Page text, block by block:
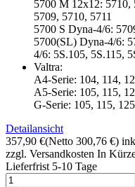
5700 M 12x12: 5710,
5709, 5710, 5711
5700 S Dyna-4/6:
5700(SL) Dyna-4/6:
4/6: 5S.105, 5S.115,
Valtra:
A4-Serie: 104, 114,
A5-Serie: 105, 115,
G-Serie: 105, 115,
Detailansicht
357,90 €(Netto 300,76 €)
zzgl. Versandkosten In
Lieferfrist 5-10 Tage